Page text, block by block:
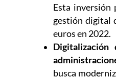
Esta inversión
gestión digital
euros en 2022.
busca